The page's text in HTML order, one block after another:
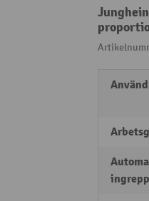
ingrepp